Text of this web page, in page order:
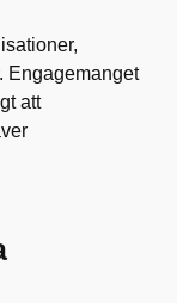
Engagemanget
att